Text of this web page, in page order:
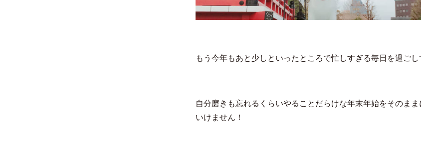
もう今年もあと少しといったところで忙しすぎる毎日を過ごし
自分磨きも忘れるくらいやることだらけな年末年始をそのま
いけません！